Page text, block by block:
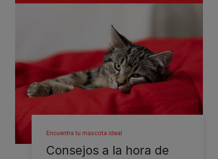
Encuentra tu mascota ideal
Consejos a la hora de